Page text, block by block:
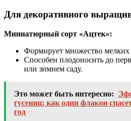
Для декоративного
Миниатюрный сорт «Ацтек»:
Формирует множество мелких
Способен плодоносить до
или зимнем саду.
Это может быть интересно:
гусениц: как один флакон
год